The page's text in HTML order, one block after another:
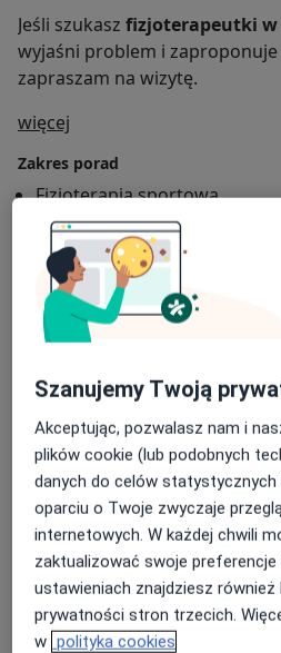
Jeśli szukasz fizjoterapeutki w
wyjaśni problem i
zapraszam na wizytę.
więcej
Zakres porad
Fizjoterapia sportowa
Fizjoterapia
Rehabilitacja medyczna
Rehabilitacja pourazowa
Pokaż więcej
Główne obszary pomocy
Stany pooperacyjne
Bóle
Rwa kulszowa
Dyskopatia
Zespoły bólowe (część
Pacjenci których przyjmuję
Dorośli
Dzieci w wieku od 7 lat
Rodzaje konsultacji
StacjonarneZobacz
Szanujemy Twoją
Akceptując, pozwalasz nam i
plików cookie (lub podobnych
danych do celów
oparciu o Twoje zwyczaje
internetowych. W każdej chwili
zaktualizować swoje preferencje
ustawieniach znajdziesz również
prywatności stron trzecich.
w polityka cookies